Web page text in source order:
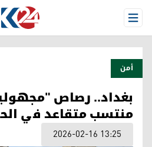
Open Menu
أمن
بغداد.. رصاص
منتسب متقاعد في
2026-02-16 13:25